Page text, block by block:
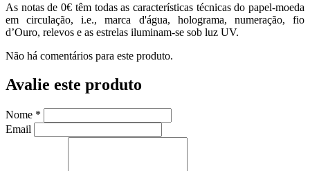
As notas de 0€ têm todas as características técnicas do papel-moeda
em circulação, i.e., marca d'água, holograma, numeração, fio
d’Ouro, relevos e as estrelas iluminam-se sob luz UV.
Não há comentários para este produto.
Avalie este produto
Nome *
Email